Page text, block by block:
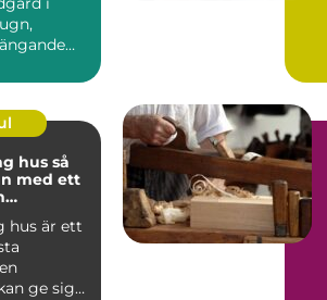
så
med ett
hus är ett
ge sig